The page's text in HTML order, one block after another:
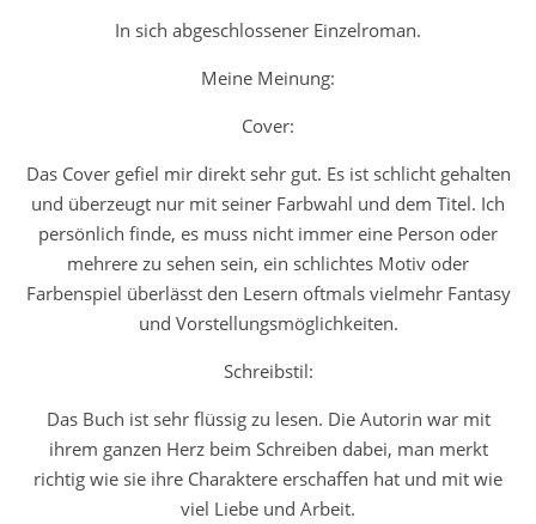
In sich abgeschlossener Einzelroman.
Meine Meinung:
Cover:
Das Cover gefiel mir direkt sehr gut. Es ist schlicht gehalten
und überzeugt nur mit seiner Farbwahl und dem Titel. Ich
persönlich finde, es muss nicht immer eine Person oder
mehrere zu sehen sein, ein schlichtes Motiv oder
Farbenspiel überlässt den Lesern oftmals vielmehr Fantasy
und Vorstellungsmöglichkeiten.
Schreibstil:
Das Buch ist sehr flüssig zu lesen. Die Autorin war mit
ihrem ganzen Herz beim Schreiben dabei, man merkt
richtig wie sie ihre Charaktere erschaffen hat und mit wie
viel Liebe und Arbeit.